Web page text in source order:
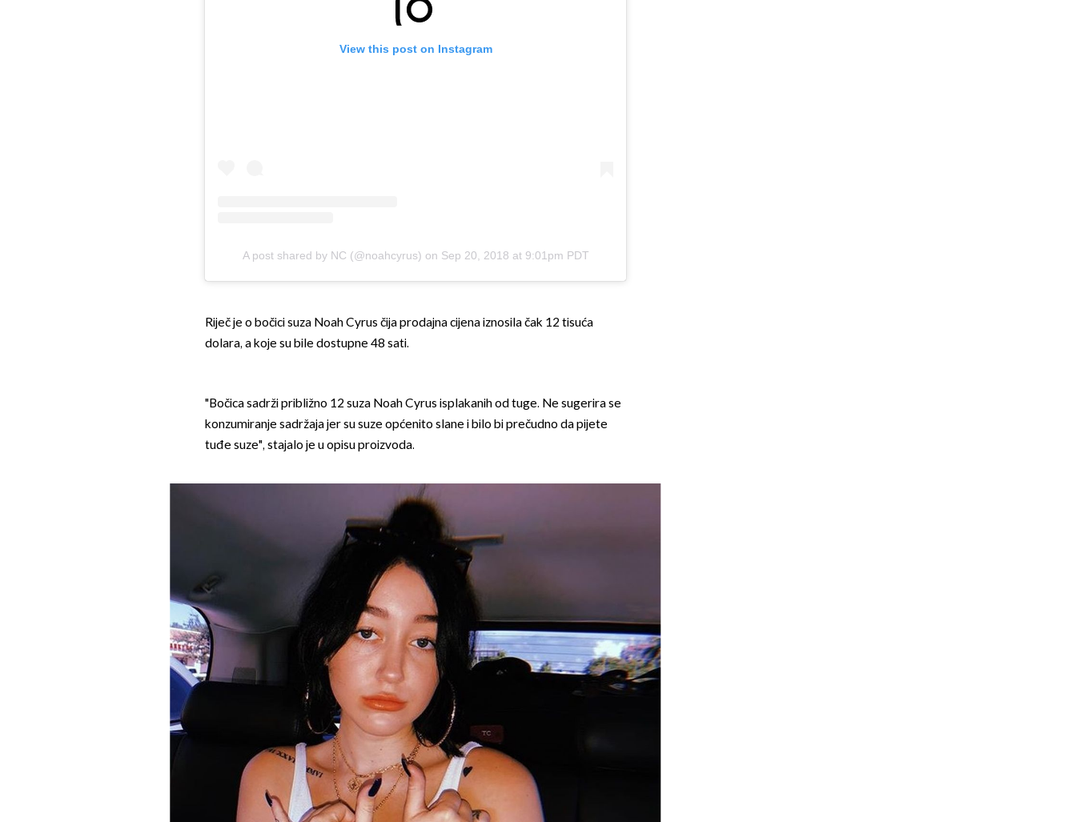
View this post on Instagram
A post shared by NC (@noahcyrus) on Sep 20, 2018 at 9:01pm PDT
Riječ je o bočici suza Noah Cyrus čija prodajna cijena iznosila čak 12 tisuća
dolara, a koje su bile dostupne 48 sati.
"Bočica sadrži približno 12 suza Noah Cyrus isplakanih od tuge. Ne sugerira se
konzumiranje sadržaja jer su suze općenito slane i bilo bi prečudno da pijete
tuđe suze", stajalo je u opisu proizvoda.